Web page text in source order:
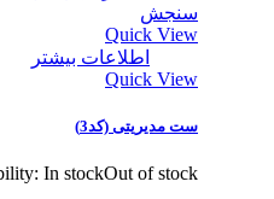
سنجش
Quick View
اطلاعات بیشتر
Quick View
ست مدیریتی (کد3)
In stockOut of stock